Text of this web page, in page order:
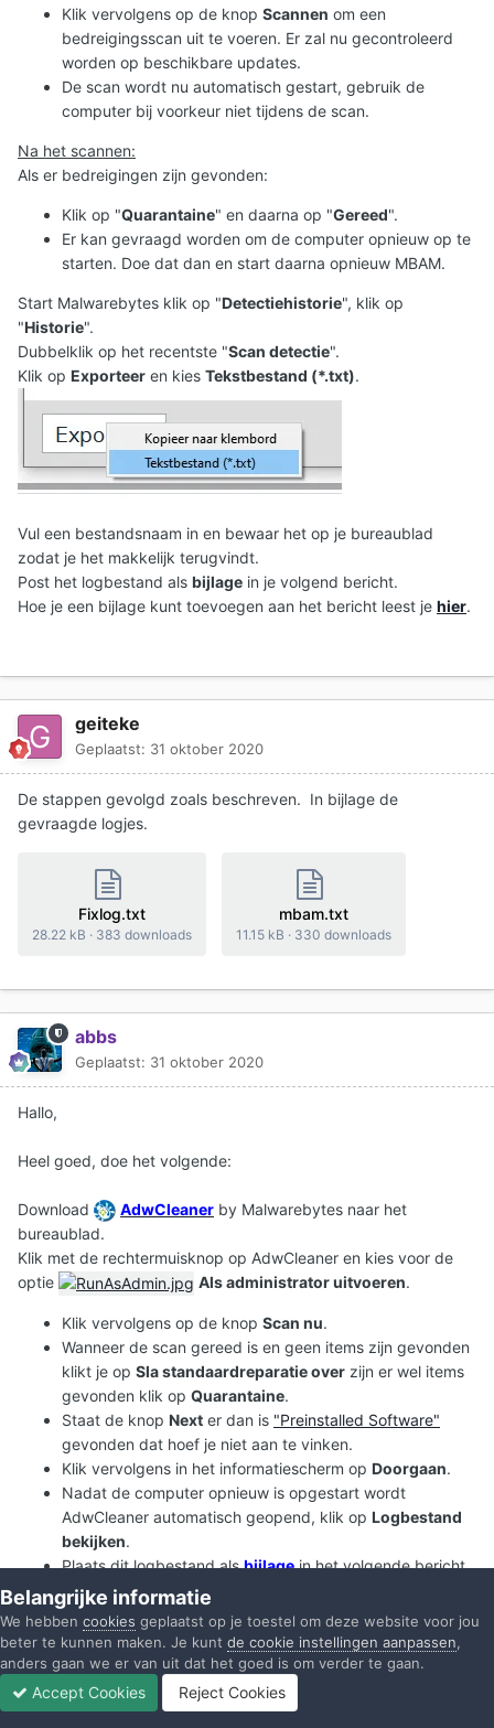
Klik vervolgens op de knop Scannen om een
bedreigingsscan uit te voeren. Er zal nu gecontroleerd
worden op beschikbare updates.
De scan wordt nu automatisch gestart, gebruik de
computer bij voorkeur niet tijdens de scan.
Na het scannen:
Als er bedreigingen zijn gevonden:
Klik op "Quarantaine" en daarna op "Gereed".
Er kan gevraagd worden om de computer opnieuw op te
starten. Doe dat dan en start daarna opnieuw MBAM.
Start Malwarebytes klik op "Detectiehistorie", klik op
"Historie".
Dubbelklik op het recentste "Scan detectie".
Klik op Exporteer en kies Tekstbestand (*.txt).
Vul een bestandsnaam in en bewaar het op je bureaublad
zodat je het makkelijk terugvindt.
Post het logbestand als bijlage in je volgend bericht.
Hoe je een bijlage kunt toevoegen aan het bericht leest je hier.
geiteke
Geplaatst: 31 oktober 2020
De stappen gevolgd zoals beschreven. In bijlage de
gevraagde logjes.
Fixlog.txt
28.22 kB · 383 downloads
mbam.txt
11.15 kB · 330 downloads
abbs
Geplaatst: 31 oktober 2020
Hallo,
Heel goed, doe het volgende:
Download AdwCleaner by Malwarebytes naar het
bureaublad.
Klik met de rechtermuisknop op AdwCleaner en kies voor de
optie
Als administrator uitvoeren.
Klik vervolgens op de knop Scan nu.
Wanneer de scan gereed is en geen items zijn gevonden
klikt je op Sla standaardreparatie over zijn er wel items
gevonden klik op Quarantaine.
Staat de knop Next er dan is "Preinstalled Software"
gevonden dat hoef je niet aan te vinken.
Klik vervolgens in het informatiescherm op Doorgaan.
Nadat de computer opnieuw is opgestart wordt
AdwCleaner automatisch geopend, klik op Logbestand
bekijken.
Plaats dit logbestand alsbijlagein het volgende bericht.
(Dit logbestand kunt u tevens terug vinden op de
systeemschijf als
C:\AdwCleaner\Logs\AdwCleaner[C00].txt.)
Belangrijke informatie
We hebben cookies geplaatst op je toestel om deze website voor jou
beter te kunnen maken. Je kunt de cookie instellingen aanpassen,
anders gaan we er van uit dat het goed is om verder te gaan.
Accept Cookies Reject Cookies
Ongelezen